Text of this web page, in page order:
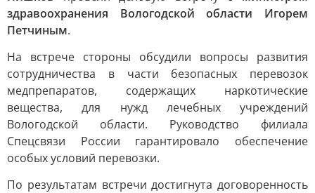
здравоохранения Вологодской области Игорем
Петчиным.
На встрече стороны обсудили вопросы развития
сотрудничества в части безопасных перевозок
медпрепаратов, содержащих наркотические
вещества, для нужд лечебных учреждений
Вологодской области. Руководство филиала
Спецсвязи России гарантировало обеспечение
особых условий перевозки.
По результатам встречи достигнута договоренность